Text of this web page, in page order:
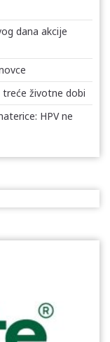
dana akcije
životne dobi
HPV ne